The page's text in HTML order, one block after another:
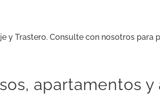
y Trastero. Consulte con nosotros para
apartamentos y